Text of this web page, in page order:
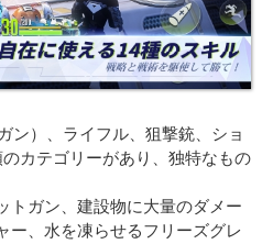
ン）、ライフル、狙撃銃、ショ
カテゴリーがあり、独特なもの
トガン、建設物に大量のダメー
ー、水を凍らせるフリーズグレ